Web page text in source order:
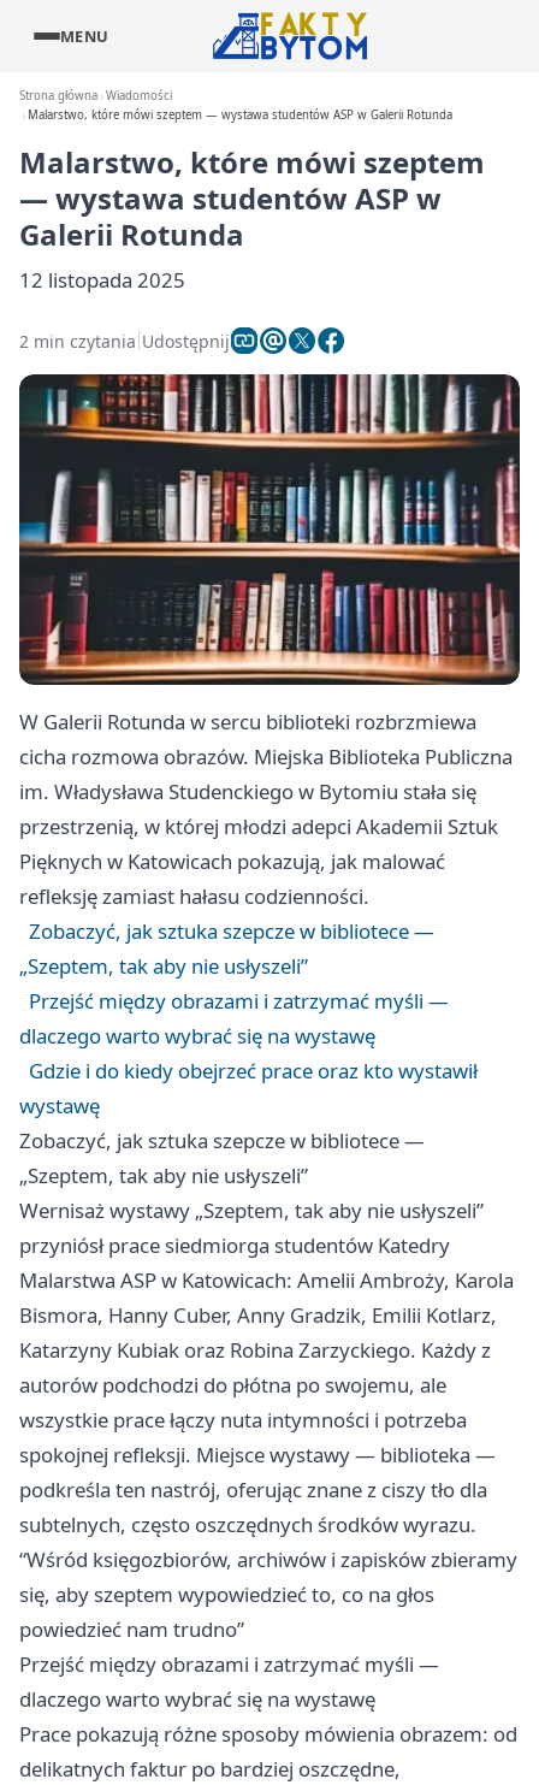
MENU
Strona główna Wiadomości
Malarstwo, które mówi szeptem — wystawa studentów ASP w Galerii Rotunda
Malarstwo, które mówi szeptem
— wystawa studentów ASP w
Galerii Rotunda
12 listopada 2025
2 min czytania Udostępnij
W Galerii Rotunda w sercu biblioteki rozbrzmiewa
cicha rozmowa obrazów. Miejska Biblioteka Publiczna
im. Władysława Studenckiego w Bytomiu stała się
przestrzenią, w której młodzi adepci Akademii Sztuk
Pięknych w Katowicach pokazują, jak malować
refleksję zamiast hałasu codzienności.
Zobaczyć, jak sztuka szepcze w bibliotece —
„Szeptem, tak aby nie usłyszeli”
Przejść między obrazami i zatrzymać myśli —
dlaczego warto wybrać się na wystawę
Gdzie i do kiedy obejrzeć prace oraz kto wystawił
wystawę
Zobaczyć, jak sztuka szepcze w bibliotece —
„Szeptem, tak aby nie usłyszeli”
Wernisaż wystawy „Szeptem, tak aby nie usłyszeli”
przyniósł prace siedmiorga studentów Katedry
Malarstwa ASP w Katowicach: Amelii Ambroży, Karola
Bismora, Hanny Cuber, Anny Gradzik, Emilii Kotlarz,
Katarzyny Kubiak oraz Robina Zarzyckiego. Każdy z
autorów podchodzi do płótna po swojemu, ale
wszystkie prace łączy nuta intymności i potrzeba
spokojnej refleksji. Miejsce wystawy — biblioteka —
podkreśla ten nastrój, oferując znane z ciszy tło dla
subtelnych, często oszczędnych środków wyrazu.
“Wśród księgozbiorów, archiwów i zapisków zbieramy
się, aby szeptem wypowiedzieć to, co na głos
powiedzieć nam trudno”
Przejść między obrazami i zatrzymać myśli —
dlaczego warto wybrać się na wystawę
Prace pokazują różne sposoby mówienia obrazem: od
delikatnych faktur po bardziej oszczędne,